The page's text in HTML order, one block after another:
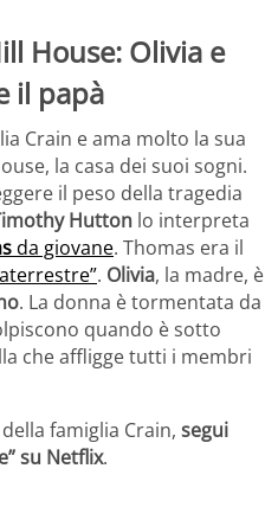
House: Olivia e
il papà
Crain e ama molto la sua
la casa dei suoi sogni.
il peso della tragedia
Hutton lo interpreta
da giovane. Thomas era il
. Olivia, la madre, è
. La donna è tormentata da
quando è sotto
che affligge tutti i membri
famiglia Crain, segui
su Netflix.